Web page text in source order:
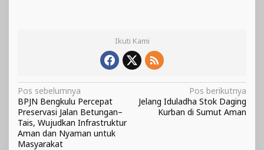
Ikuti Kami
Navigasi
pos
Pos sebelumnya
BPJN Bengkulu Percepat
Preservasi Jalan Betungan–
Tais, Wujudkan Infrastruktur
Aman dan Nyaman untuk
Masyarakat
Pos berikutnya
Jelang Iduladha Stok Daging
Kurban di Sumut Aman